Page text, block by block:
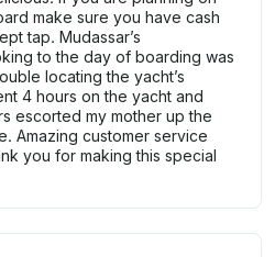
make sure you have cash
tap. Mudassar’s
to the day of boarding was
locating the yacht’s
4 hours on the yacht and
escorted my mother up the
Amazing customer service
you for making this special